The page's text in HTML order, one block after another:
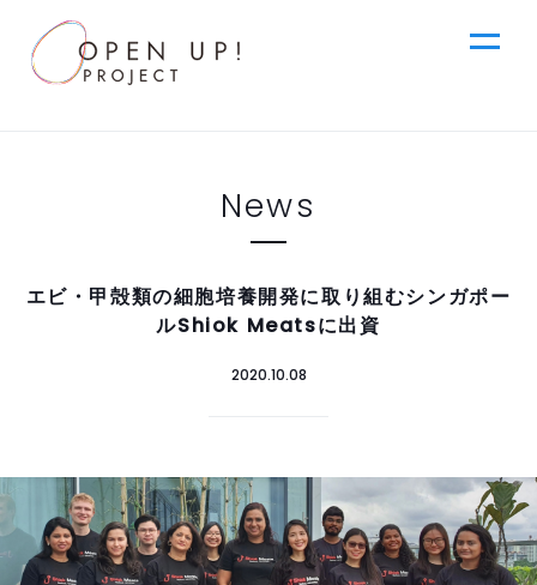
News
お問い合わせ
en
News
エビ・甲殻類の細胞培養開発に取り組むシンガポー
ルShiok Meatsに出資
2020.10.08